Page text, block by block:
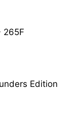
265F
Edition